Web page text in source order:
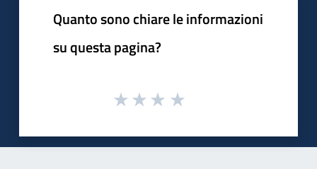
Quanto sono chiare le informazioni
su questa pagina?